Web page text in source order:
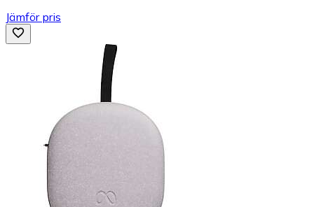
Jämför pris